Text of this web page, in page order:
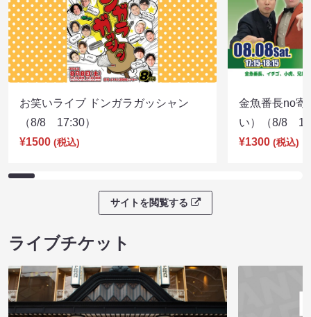
お笑いライブ ドンガラガッシャン
（8/8 17:30）
¥1500 (税込)
金魚番長no寄
い）（8/8
¥1300 (税込)
サイトを閲覧する
ライブチケット